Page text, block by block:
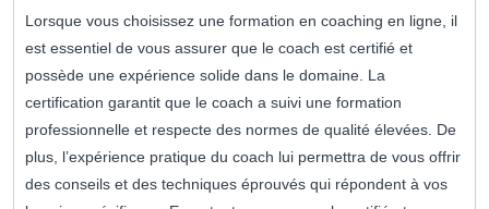
Lorsque vous choisissez une formation en coaching en ligne, il
est essentiel de vous assurer que le coach est certifié et
possède une expérience solide dans le domaine. La
certification garantit que le coach a suivi une formation
professionnelle et respecte des normes de qualité élevées. De
plus, l’expérience pratique du coach lui permettra de vous offrir
des conseils et des techniques éprouvés qui répondent à vos